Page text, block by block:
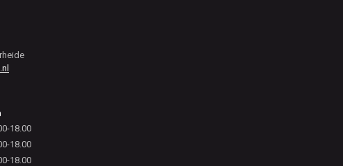
18.00
18.00
18.00